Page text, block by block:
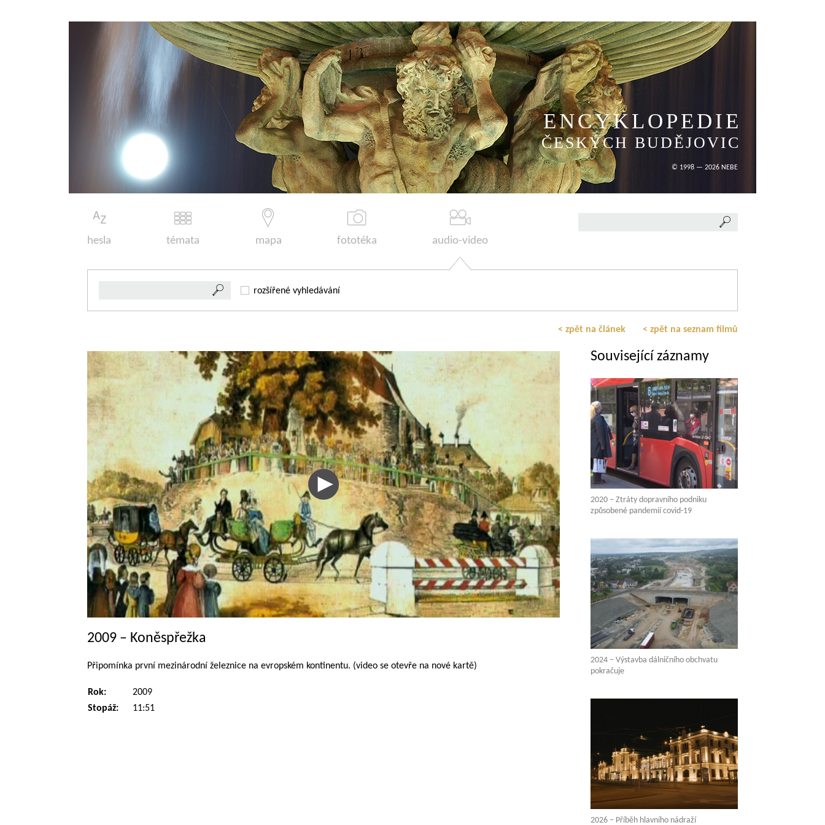
ENCYKLOPEDIE
ČESKÝCH BUDĚJOVIC
© 1998 — 2026 NEBE
hesla témata mapa fototéka audio-video
rozšířené vyhledávání
< zpět na článek < zpět na seznam filmů
2009 – Koněspřežka
Připomínka první mezinárodní železnice na evropském kontinentu. (video se otevře na nové kartě)
Rok:
2009
Stopáž:
11:51
Související záznamy
2020 – Ztráty dopravního podniku
způsobené pandemií covid-19
2024 – Výstavba dálničního obchvatu
pokračuje
2026 – Příběh hlavního nádraží